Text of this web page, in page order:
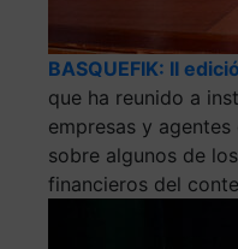
BASQUEFIK: II
que ha reunido a
empresas y
sobre algunos de
financieros del